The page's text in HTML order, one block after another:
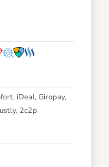
iDeal, Giropay,
2c2p